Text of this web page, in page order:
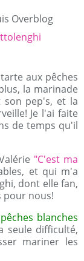
Overblog
aux pêches
la marinade
pep's, et la
Je l'ai faite
de temps qu'il
"C'est ma
et qui m'a
dont elle fan,
pour nous!
pêches blanches
seule difficulté,
mariner les